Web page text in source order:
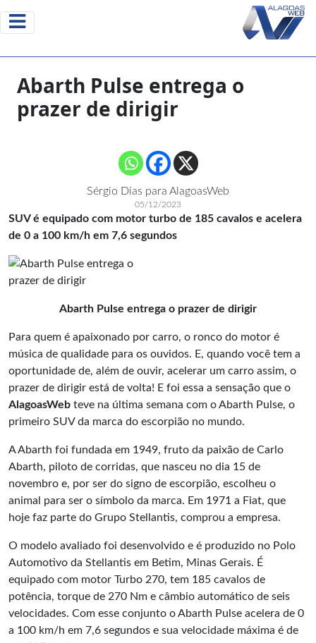
Abarth Pulse entrega o
prazer de dirigir
Sérgio Dias para AlagoasWeb
05/12/2023
SUV é equipado com motor turbo de 185 cavalos e acelera
de 0 a 100 km/h em 7,6 segundos
Abarth Pulse entrega o prazer de dirigir
Para quem é apaixonado por carro, o ronco do motor é
música de qualidade para os ouvidos. E, quando você tem a
oportunidade de, além de ouvir, acelerar um carro assim, o
prazer de dirigir está de volta! E foi essa a sensação que o
AlagoasWeb teve na última semana com o Abarth Pulse, o
primeiro SUV da marca do escorpião no mundo.
A Abarth foi fundada em 1949, fruto da paixão de Carlo
Abarth, piloto de corridas, que nasceu no dia 15 de
novembro e, por ser do signo de escorpião, escolheu o
animal para ser o símbolo da marca. Em 1971 a Fiat, que
hoje faz parte do Grupo Stellantis, comprou a empresa.
O modelo avaliado foi desenvolvido e é produzido no Polo
Automotivo da Stellantis em Betim, Minas Gerais. É
equipado com motor Turbo 270, tem 185 cavalos de
potência, torque de 270 Nm e câmbio automático de seis
velocidades. Com esse conjunto o Abarth Pulse acelera de 0
a 100 km/h em 7,6 segundos e sua velocidade máxima é de